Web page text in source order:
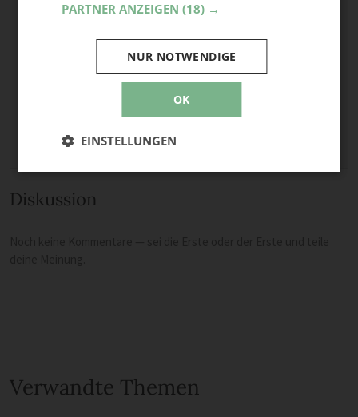
Maximale Dateigröße: 8 MB.
Diskussion
Verwandte Themen
PARTNER ANZEIGEN (18) →
OK
NUR NOTWENDIGE
EINSTELLUNGEN